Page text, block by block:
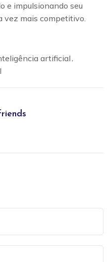
e impulsionando seu
vez mais competitivo.
artificial